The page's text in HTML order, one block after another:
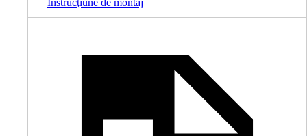
Instrucţiune de montaj